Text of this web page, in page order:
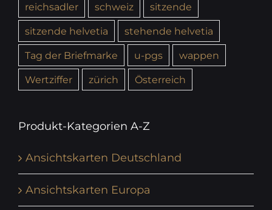
reichsadler
schweiz
sitzende
sitzende helvetia
stehende helvetia
Tag der Briefmarke
u-pgs
wappen
Wertziffer
zürich Österreich
Produkt-Kategorien A-Z
Ansichtskarten Deutschland
Ansichtskarten Europa